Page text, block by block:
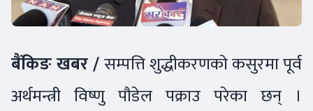
बैंकिङ खबर /सम्पत्ति शुद्धीकरणको कसुरमा पूर्व
अर्थमन्त्री विष्णु पौडेल पक्राउ परेका छन् ।